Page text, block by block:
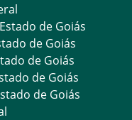
de Goiás
de Goiás
de Goiás
de Goiás
de Goiás